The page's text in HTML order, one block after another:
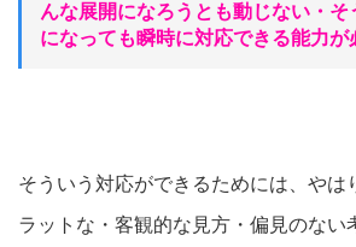
んな展開になろうとも動じない・
になっても瞬時に対応できる能力が
そういう対応ができるためには、やは
ラットな・客観的な見方・偏見のない